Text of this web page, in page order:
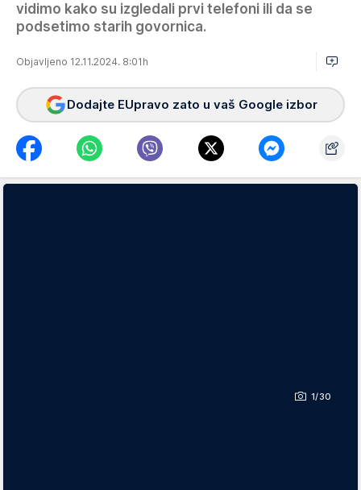
vidimo kako su izgledali prvi telefoni ili da se
podsetimo starih govornica.
Objavljeno 12.11.2024. 8:01h
Dodajte EUpravo zato u vaš Google izbor
1/30